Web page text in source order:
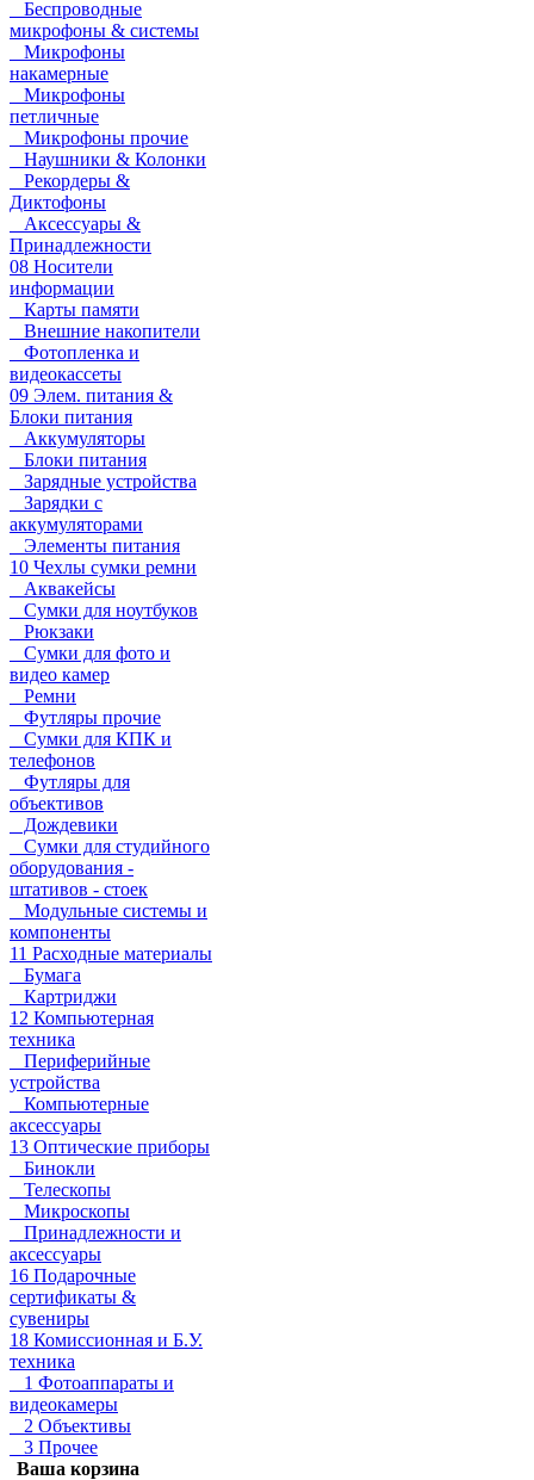
Беспроводные
микрофоны & системы
Микрофоны
накамерные
Микрофоны
петличные
Микрофоны прочие
Наушники & Колонки
Рекордеры &
Диктофоны
Аксессуары &
Принадлежности
08 Носители
информации
Карты памяти
Внешние накопители
Фотопленка и
видеокассеты
09 Элем. питания &
Блоки питания
Аккумуляторы
Блоки питания
Зарядные устройства
Зарядки с
аккумуляторами
Элементы питания
10 Чехлы сумки ремни
Аквакейсы
Сумки для ноутбуков
Рюкзаки
Сумки для фото и
видео камер
Ремни
Футляры прочие
Сумки для КПК и
телефонов
Футляры для
объективов
Дождевики
Сумки для студийного
оборудования -
штативов - стоек
Модульные системы и
компоненты
11 Расходные материалы
Бумага
Картриджи
12 Компьютерная
техника
Периферийные
устройства
Компьютерные
аксессуары
13 Оптические приборы
Бинокли
Телескопы
Микроскопы
Принадлежности и
аксессуары
16 Подарочные
сертификаты &
сувениры
18 Комиссионная и Б.У.
техника
1 Фотоаппараты и
видеокамеры
2 Объективы
3 Прочее
Ваша корзина